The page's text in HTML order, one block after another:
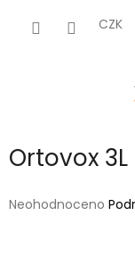
CZK
Ortovox
Průměrné
Neohodnoceno